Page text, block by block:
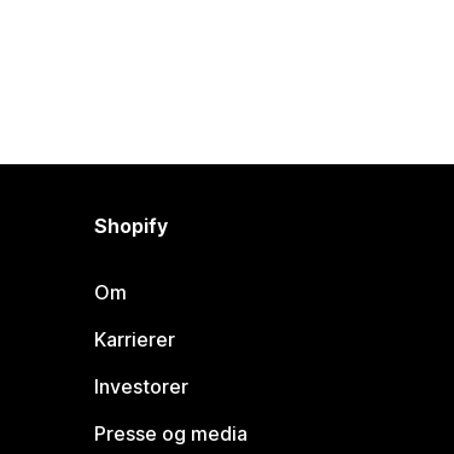
Shopify
Om
Karrierer
Investorer
Presse og media